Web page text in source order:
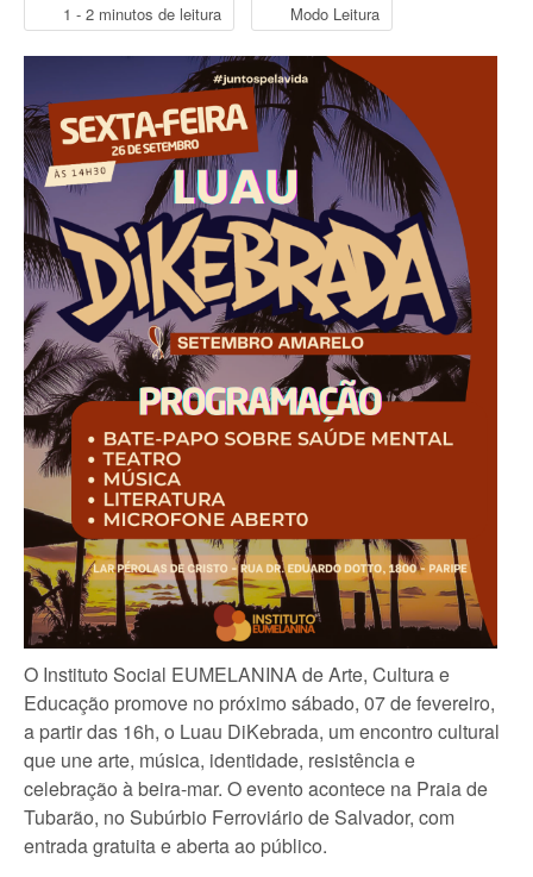
1 - 2 minutos de leitura Modo Leitura
O Instituto Social EUMELANINA de Arte, Cultura e
Educação promove no próximo sábado, 07 de fevereiro,
a partir das 16h, o Luau DiKebrada, um encontro cultural
que une arte, música, identidade, resistência e
celebração à beira-mar. O evento acontece na Praia de
Tubarão, no Subúrbio Ferroviário de Salvador, com
entrada gratuita e aberta ao público.